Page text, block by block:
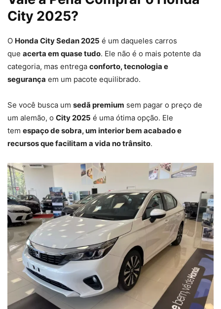
City 2025?
O Honda City Sedan 2025 é um daqueles carros
que acerta em quase tudo. Ele não é o mais potente da
categoria, mas entrega conforto, tecnologia e
segurança em um pacote equilibrado.
Se você busca um sedã premium sem pagar o preço de
um alemão, o City 2025 é uma ótima opção. Ele
tem espaço de sobra, um interior bem acabado e
recursos que facilitam a vida no trânsito.